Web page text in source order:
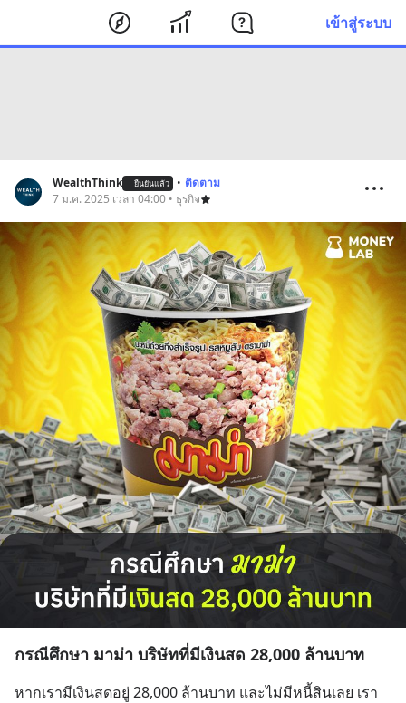
เข้าสู่ระบบ
WealthThink ยืนยันแล้ว • ติดตาม
7 ม.ค. 2025 เวลา 04:00 • ธุรกิจ
กรณีศึกษา มาม่า บริษัทที่มีเงินสด 28,000 ล้านบาท
หากเรามีเงินสดอยู่ 28,000 ล้านบาท และไม่มีหนี้สินเลย เรา